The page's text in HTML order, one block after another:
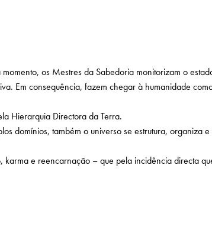
os Mestres da Sabedoria monitorizam o
Em consequência, fazem chegar à humanidade
Hierarquia Directora da Terra.
domínios, também o universo se estrutura, organiza
e reencarnação – que pela incidência directa